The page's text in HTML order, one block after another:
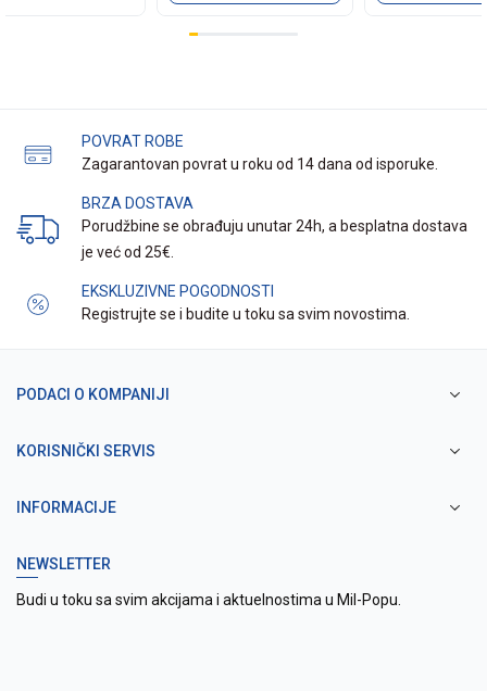
POVRAT ROBE
Zagarantovan povrat u roku od 14 dana od isporuke.
BRZA DOSTAVA
Porudžbine se obrađuju unutar 24h, a besplatna dostava
je već od 25€.
EKSKLUZIVNE POGODNOSTI
Registrujte se i budite u toku sa svim novostima.
PODACI O KOMPANIJI
KORISNIČKI SERVIS
INFORMACIJE
NEWSLETTER
Budi u toku sa svim akcijama i aktuelnostima u Mil-Popu.